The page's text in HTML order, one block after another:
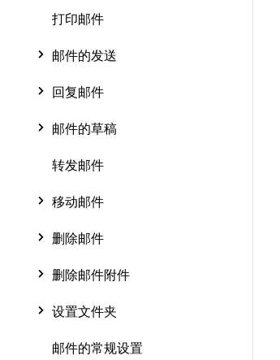
打印邮件
邮件的发送
回复邮件
邮件的草稿
转发邮件
移动邮件
删除邮件
删除邮件附件
设置文件夹
邮件的常规设置